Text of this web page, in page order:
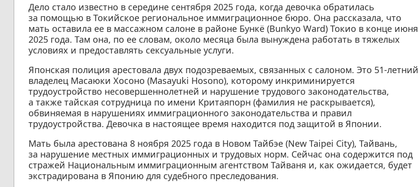
Дело стало известно в середине сентября 2025 года, когда девочка обратилась
за помощью в Токийское региональное иммиграционное бюро. Она рассказала, что
мать оставила ее в массажном салоне в районе Бункё (Bunkyo Ward) Токио в конце июня
2025 года. Там она, по ее словам, около месяца была вынуждена работать в тяжелых
условиях и предоставлять сексуальные услуги.
Японская полиция арестовала двух подозреваемых, связанных с салоном. Это 51-летний
владелец Масаюки Хосоно (Masayuki Hosono), которому инкриминируется
трудоустройство несовершеннолетней и нарушение трудового законодательства,
а также тайская сотрудница по имени Критаяпорн (фамилия не раскрывается),
обвиняемая в нарушениях иммиграционного законодательства и правил
трудоустройства. Девочка в настоящее время находится под защитой в Японии.
Мать была арестована 8 ноября 2025 года в Новом Тайбэе (New Taipei City), Тайвань,
за нарушение местных иммиграционных и трудовых норм. Сейчас она содержится под
стражей Национальным иммиграционным агентством Тайваня и, как ожидается, будет
экстрадирована в Японию для судебного преследования.